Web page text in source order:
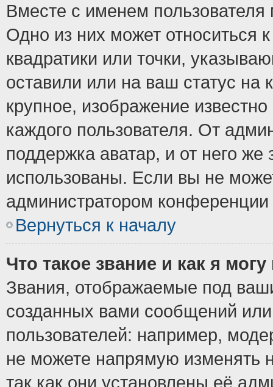
Вместе с именем пользователя
Одно из них может относиться
квадратики или точки,
оставили или на ваш статус
крупное, изображение
каждого пользователя. От
поддержка аватар, и от него же
использованы. Если вы не
администратором
Вернуться к началу
Что такое звание и как я
Звания, отображаемые под
созданных вами сообщений
пользователей: например,
не можете напрямую изменять
так как они установлены её